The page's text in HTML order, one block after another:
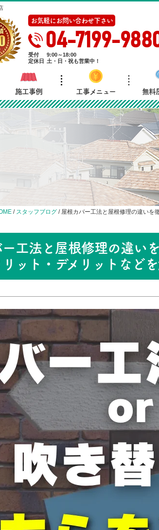
お気軽にお問い合わせ下さい
04-7199-
受付
9:00～18:00
定休日
土・日・祝も営業中！
施工事例 工事メニュー 無料
/ スタッフブログ / 屋根カバー工法と屋根修理の違いを
ー工法と屋根修理の違い
リット・デメリットなど